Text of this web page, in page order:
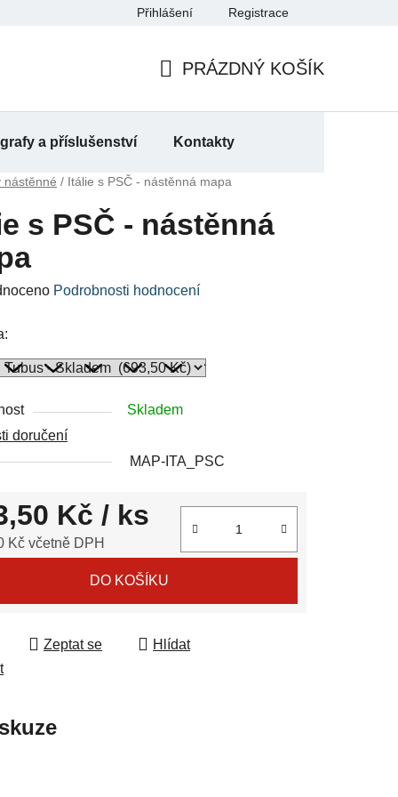
Přihlášení Registrace
KOŠÍK
PRÁZDNÝ KOŠÍK
a příslušenství Kontakty
nástěnné / Itálie s PSČ - nástěnná mapa
s PSČ - nástěnná
Podrobnosti hodnocení
Skladem
doručení
MAP-ITA_PSC
Kč / ks
Kč včetně DPH
DO KOŠÍKU
Zeptat se
Hlídat